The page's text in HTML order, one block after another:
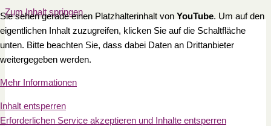
Zum Inhalt springen
Sie sehen gerade einen Platzhalterinhalt von YouTube. Um auf den
eigentlichen Inhalt zuzugreifen, klicken Sie auf die Schaltfläche
unten. Bitte beachten Sie, dass dabei Daten an Drittanbieter
weitergegeben werden.
Mehr Informationen
Inhalt entsperren
Erforderlichen Service akzeptieren und Inhalte entsperren